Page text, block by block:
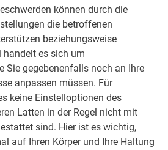
können durch die
die betroffenen
beziehungsweise
handelt es sich um
Sie gegebenenfalls noch an Ihre
anpassen müssen. Für
keine Einstelloptionen des
Latten in der Regel nicht mit
sind. Hier ist es wichtig,
auf Ihren Körper und Ihre Haltung